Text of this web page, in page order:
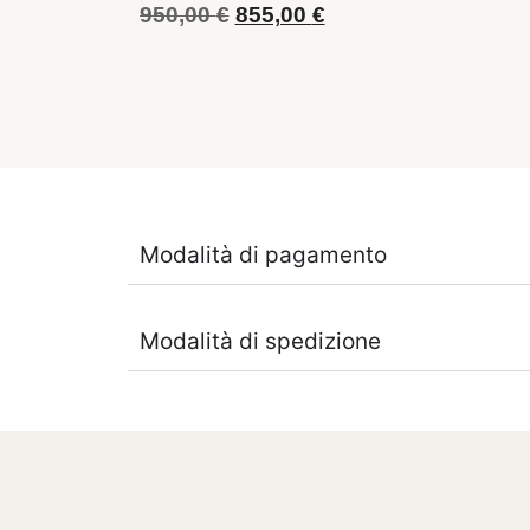
950,00€ 855,00 €
Modalità di pagamento
Modalità di spedizione